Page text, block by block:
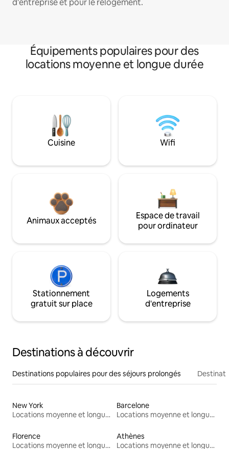
Équipements populaires pour des
locations moyenne et longue durée
Cuisine Wifi
Animaux acceptés
Espace de travail
pour ordinateur
Stationnement
gratuit sur place
Logements
d'entreprise
Destinations à découvrir
Destinations populaires pour des séjours prolongés
New York
Locations moyenne et longue durée
Barcelone
Locations moyenne et longue durée
Florence
Locations moyenne et longue durée
Athènes
Locations moyenne et longue durée